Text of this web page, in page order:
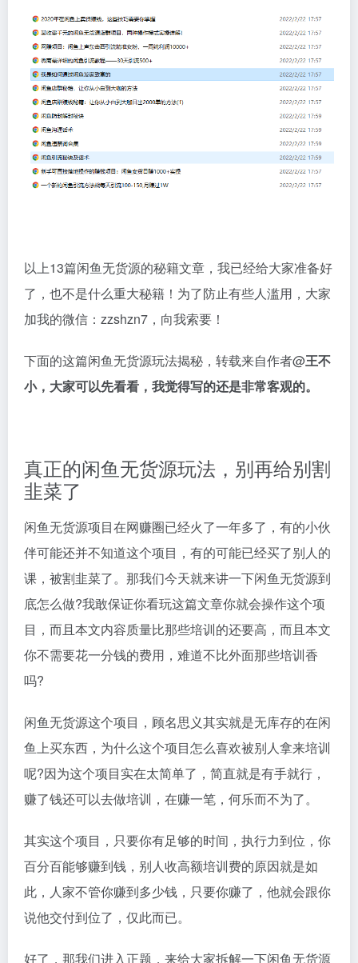
以上13篇闲鱼无货源的秘籍文章，我已经给大家准备好
了，也不是什么重大秘籍！为了防止有些人滥用，大家
加我的微信：zzshzn7，向我索要！
下面的这篇闲鱼无货源玩法揭秘，转载来自作者@王不
小，大家可以先看看，我觉得写的还是非常客观的。
真正的闲鱼无货源玩法，别再给别割
韭菜了
闲鱼无货源项目在网赚圈已经火了一年多了，有的小伙
伴可能还并不知道这个项目，有的可能已经买了别人的
课，被割韭菜了。那我们今天就来讲一下闲鱼无货源到
底怎么做?我敢保证你看玩这篇文章你就会操作这个项
目，而且本文内容质量比那些培训的还要高，而且本文
你不需要花一分钱的费用，难道不比外面那些培训香
吗?
闲鱼无货源这个项目，顾名思义其实就是无库存的在闲
鱼上买东西，为什么这个项目怎么喜欢被别人拿来培训
呢?因为这个项目实在太简单了，简直就是有手就行，
赚了钱还可以去做培训，在赚一笔，何乐而不为了。
其实这个项目，只要你有足够的时间，执行力到位，你
百分百能够赚到钱，别人收高额培训费的原因就是如
此，人家不管你赚到多少钱，只要你赚了，他就会跟你
说他交付到位了，仅此而已。
好了，那我们进入正题，来给大家拆解一下闲鱼无货源